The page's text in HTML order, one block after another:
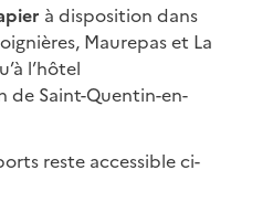
à disposition dans
Maurepas et La
l’hôtel
de Saint-Quentin-en-
reste accessible ci-